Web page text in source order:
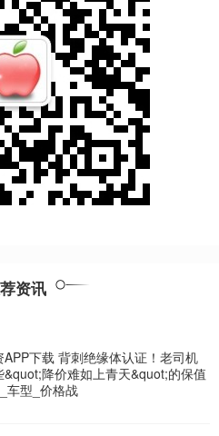
资讯
APP下载 背刺绝缘体认证！老司机
&quot;降价难如上青天&quot;的保值
车型_价格战